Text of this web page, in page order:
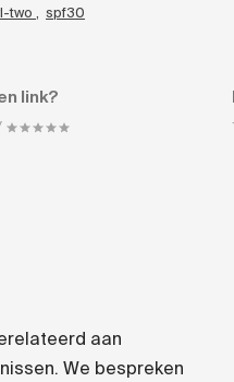
two , spf30
link?
aan
We bespreken